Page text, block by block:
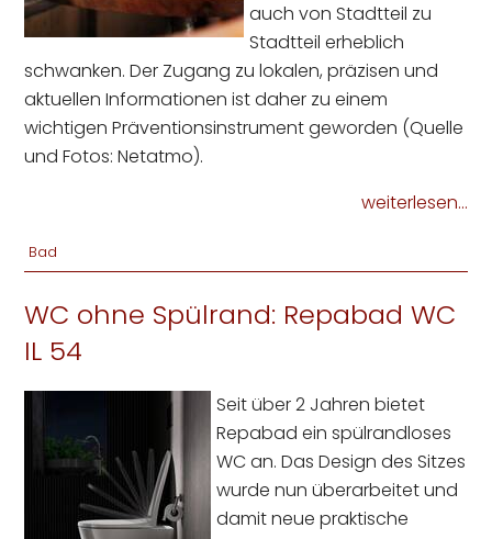
auch von Stadtteil zu
Stadtteil erheblich
schwanken. Der Zugang zu lokalen, präzisen und
aktuellen Informationen ist daher zu einem
wichtigen Präventionsinstrument geworden (Quelle
und Fotos: Netatmo).
weiterlesen...
Bad
WC ohne Spülrand: Repabad WC
IL 54
Seit über 2 Jahren bietet
Repabad ein spülrandloses
WC an. Das Design des Sitzes
wurde nun überarbeitet und
damit neue praktische